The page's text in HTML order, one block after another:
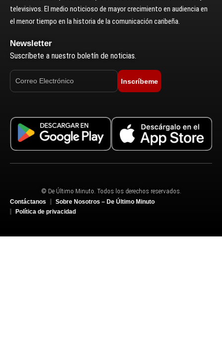
televisivos. El medio noticioso de mayor crecimiento en audiencia en
el menor tiempo en la historia de la comunicación caribeña.
Newsletter
Suscríbete a nuestro boletín de noticias.
Inscríbeme
© De Último Minuto. Todos los derechos reservados.
Contáctanos
Sobre Nosotros – De Último Minuto
Política de privacidad